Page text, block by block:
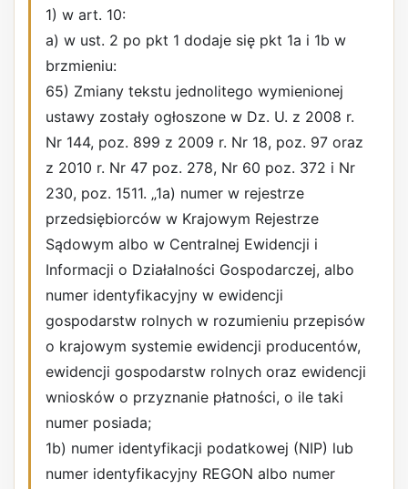
1) w art. 10:
a) w ust. 2 po pkt 1 dodaje się pkt 1a i 1b w
brzmieniu:
65) Zmiany tekstu jednolitego wymienionej
ustawy zostały ogłoszone w Dz. U. z 2008 r.
Nr 144, poz. 899 z 2009 r. Nr 18, poz. 97 oraz
z 2010 r. Nr 47 poz. 278, Nr 60 poz. 372 i Nr
230, poz. 1511. „1a) numer w rejestrze
przedsiębiorców w Krajowym Rejestrze
Sądowym albo w Centralnej Ewidencji i
Informacji o Działalności Gospodarczej, albo
numer identyfikacyjny w ewidencji
gospodarstw rolnych w rozumieniu przepisów
o krajowym systemie ewidencji producentów,
ewidencji gospodarstw rolnych oraz ewidencji
wniosków o przyznanie płatności, o ile taki
numer posiada;
1b) numer identyfikacji podatkowej (NIP) lub
numer identyfikacyjny REGON albo numer